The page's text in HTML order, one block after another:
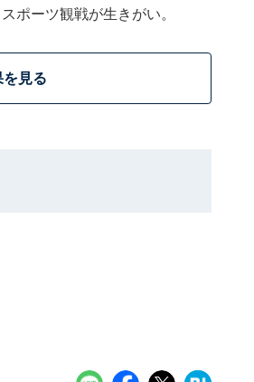
ポーツ観戦が生きがい。
見る